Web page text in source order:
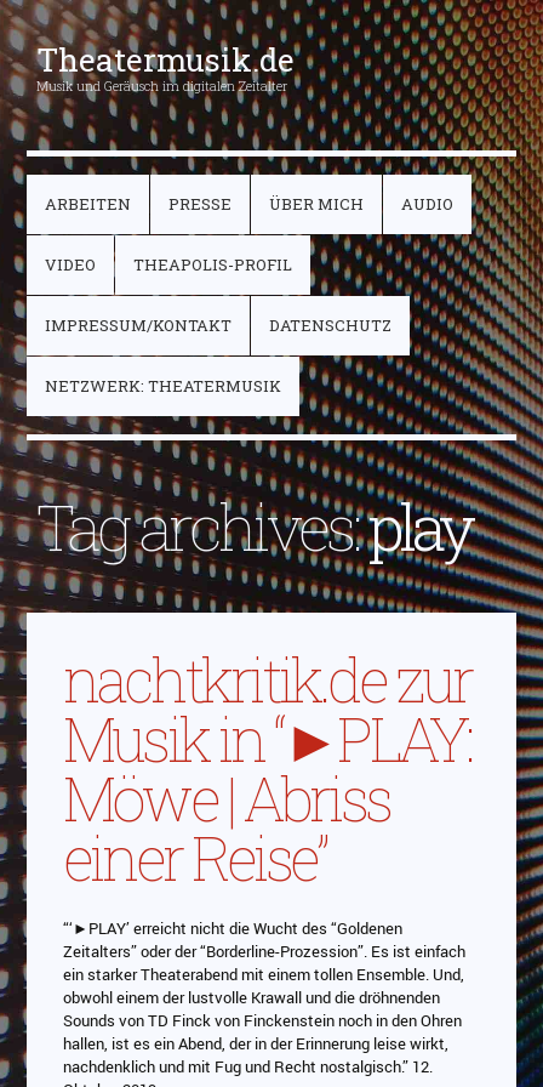
Theatermusik.de
Musik und Geräusch im digitalen Zeitalter
ARBEITEN PRESSE ÜBER MICH AUDIO
VIDEO THEAPOLIS-PROFIL
IMPRESSUM/KONTAKT DATENSCHUTZ
NETZWERK: THEATERMUSIK
Tag archives:play
nachtkritik.de zur
Musik in “►PLAY:
Möwe | Abriss
einer Reise”
“‘►PLAY’ erreicht nicht die Wucht des “Goldenen
Zeitalters” oder der “Borderline-Prozession”. Es ist einfach
ein starker Theaterabend mit einem tollen Ensemble. Und,
obwohl einem der lustvolle Krawall und die dröhnenden
Sounds von TD Finck von Finckenstein noch in den Ohren
hallen, ist es ein Abend, der in der Erinnerung leise wirkt,
nachdenklich und mit Fug und Recht nostalgisch.” 12.